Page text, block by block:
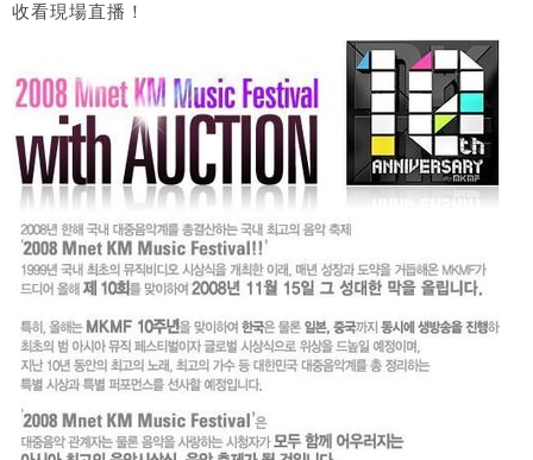
收看現場直播！